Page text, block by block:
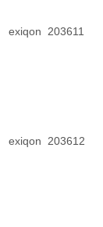
exiqon 203611
exiqon 203612